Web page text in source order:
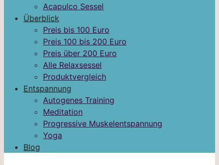
Acapulco Sessel
Überblick
Preis bis 100 Euro
Preis 100 bis 200 Euro
Preis über 200 Euro
Alle Relaxsessel
Produktvergleich
Entspannung
Autogenes Training
Meditation
Progressive Muskelentspannung
Yoga
Blog